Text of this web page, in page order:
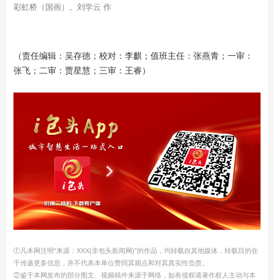
彩虹桥（国画）。刘学云 作
（责任编辑：吴存德；校对：李麒；值班主任：张燕青；一审：
张飞；二审：贾星慧；三审：王睿）
①凡本网注明“来源：XXX(非包头新闻网)”的作品，均转载自其他媒体，转载目的在
于传递更多信息，并不代表本单位赞同其观点和对其真实性负责。
②鉴于本网发布的部分图文、视频稿件来源于网络，如有侵权请著作权人主动与本